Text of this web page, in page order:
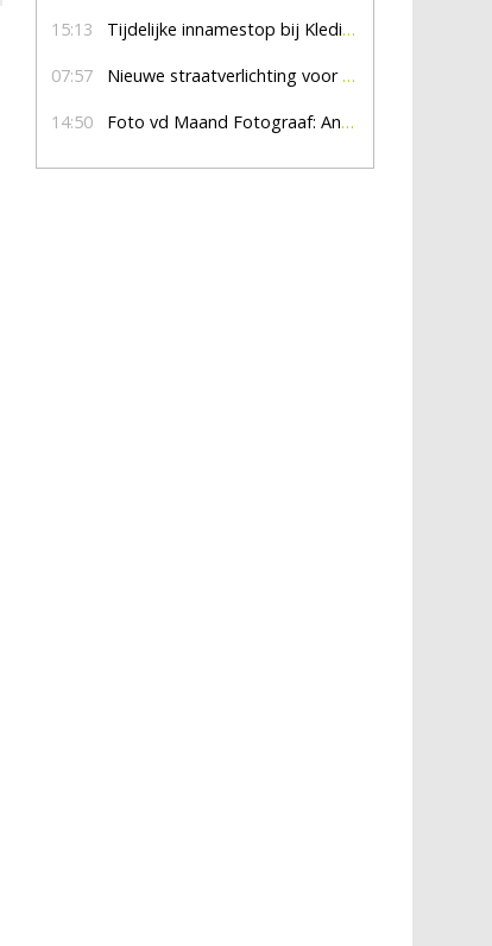
15:13 Tijdelijke innamestop bij Kledingbank Stefania
07:57 Nieuwe straatverlichting voor De Veldmaat en De Pas
14:50 Foto vd Maand Fotograaf: Anna Jalving